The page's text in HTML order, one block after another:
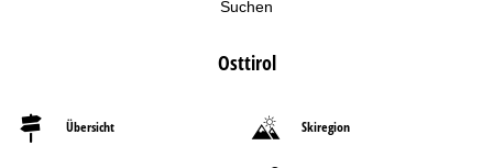
Suchen
Osttirol
Übersicht Skiregion